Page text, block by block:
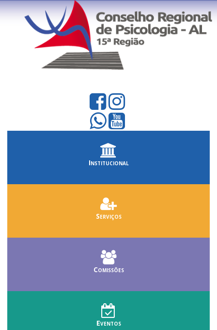
Institucional
Serviços
Comissões
Eventos